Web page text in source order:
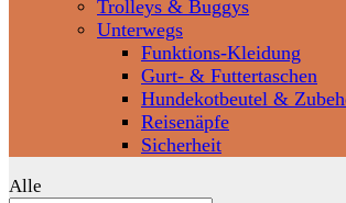
Trolleys & Buggys
Unterwegs
Funktions-Kleidung
Gurt- & Futtertaschen
Hundekotbeutel &
Reisenäpfe
Sicherheit
Alle